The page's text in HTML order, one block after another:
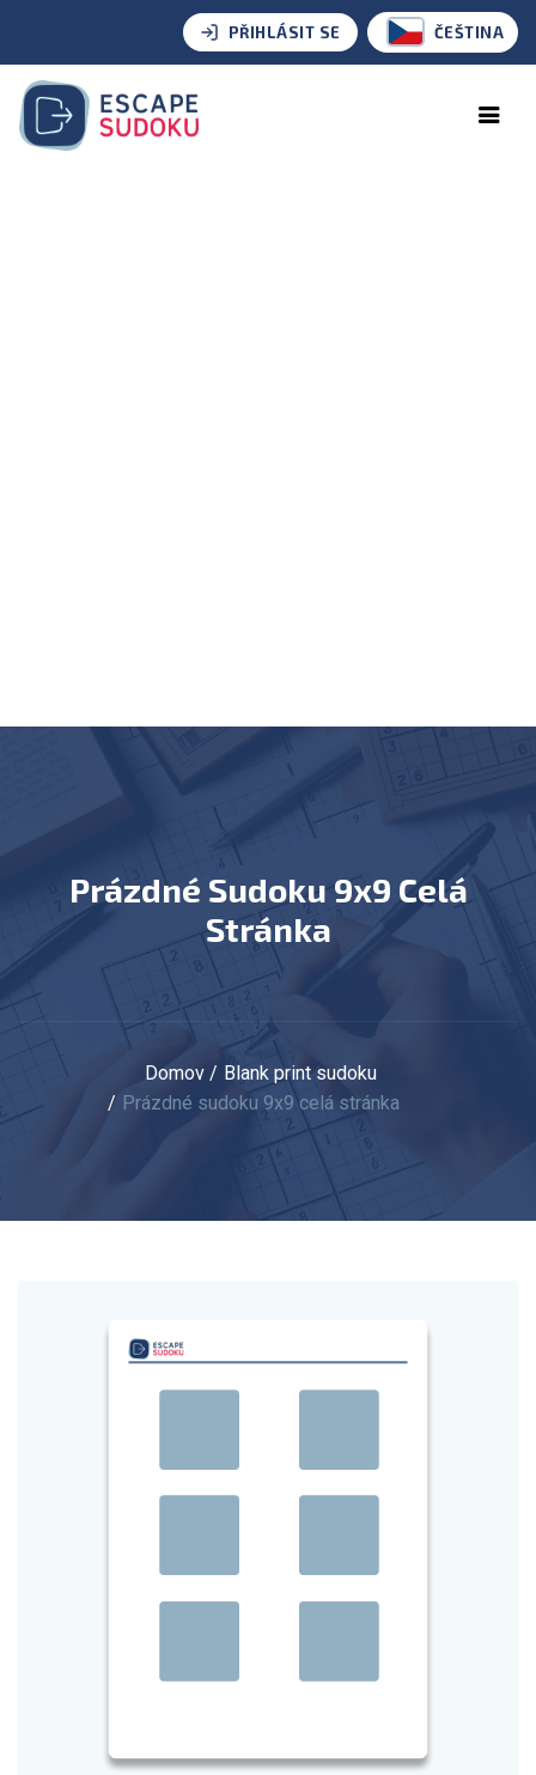
PŘIHLÁSIT SE ČEŠTINA
Prázdné Sudoku 9x9 Celá
Stránka
Domov
Blank print sudoku
Prázdné sudoku 9x9 celá stránka